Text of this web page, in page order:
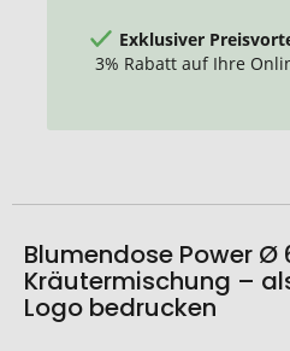
Exklusiver
3% Rabatt auf Ihre
Blumendose Power Ø
Kräutermischung –
Logo bedrucken